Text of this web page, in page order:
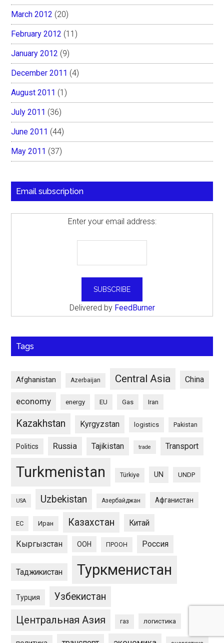
March 2012 (20)
February 2012 (11)
January 2012 (9)
December 2011 (4)
August 2011 (1)
July 2011 (36)
June 2011 (44)
May 2011 (37)
Email subscription
Enter your email address:
Delivered by FeedBurner
Tags
Afghanistan Azerbaijan Central Asia China
economy energy EU Gas Iran
Kazakhstan Kyrgyzstan logistics Pakistan
Politics Russia Tajikistan trade Transport
Turkmenistan Türkiye UN UNDP
USA Uzbekistan Азербайджан Афганистан
ЕС Иран Казахстан Китай
Кыргызстан ООН ПРООН Россия
Таджикистан Туркменистан
Турция Узбекистан
Центральная Азия газ логистика